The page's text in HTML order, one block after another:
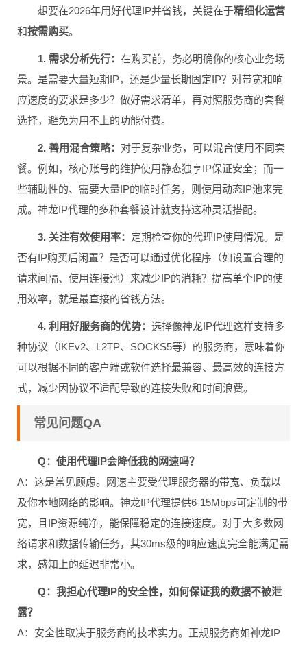
想要在2026年用好代理IP并省钱，关键在于精细化运营
和按需购买。
1. 需求分析先行： 在购买前，务必明确你的核心业务场
景。是需要大量短期IP，还是少量长期固定IP？对带宽和响
应速度的要求是多少？做好需求清单，再对照服务商的套餐
选择，避免为用不上的功能付费。
2. 善用混合策略： 对于复杂业务，可以混合使用不同套
餐。例如，核心账号的维护使用静态独享IP保证安全；而一
些辅助性的、需要大量IP的临时任务，则使用动态IP池来完
成。神龙IP代理的多种套餐设计就支持这种灵活搭配。
3. 关注有效使用率： 定期检查你的代理IP使用情况。是
否有IP购买后闲置？是否可以通过优化程序（如设置合理的
请求间隔、使用连接池）来减少IP的消耗？提高单个IP的使
用效率，就是最直接的省钱方法。
4. 利用好服务商的优势： 选择像神龙IP代理这样支持多
种协议（IKEv2、L2TP、SOCKS5等）的服务商，意味着你
可以根据不同的客户端或软件选择最兼容、最高效的连接方
式，减少因协议不适配导致的连接失败和时间浪费。
常见问题QA
Q：使用代理IP会降低我的网速吗？
A：这是常见顾虑。网速主要受代理服务器的带宽、负载以
及你本地网络的影响。神龙IP代理提供6-15Mbps可定制的带
宽，且IP资源纯净，能保障稳定的连接速度。对于大多数网
络请求和数据传输任务，其30ms级的响应速度完全能满足需
求，感知上的延迟非常小。
Q：我担心代理IP的安全性，如何保证我的数据不被泄
露？
A：安全性取决于服务商的技术实力。正规服务商如神龙IP